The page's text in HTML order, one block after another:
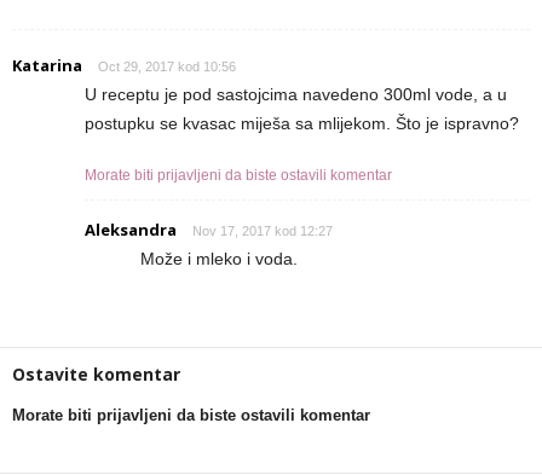
Katarina Oct 29, 2017 kod 10:56
U receptu je pod sastojcima navedeno 300ml vode, a u
postupku se kvasac miješa sa mlijekom. Što je ispravno?
Morate biti prijavljeni da biste ostavili komentar
Aleksandra Nov 17, 2017 kod 12:27
Može i mleko i voda.
Ostavite komentar
Morate biti prijavljeni da biste ostavili komentar